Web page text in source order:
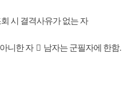
시 결격사유가 없는 자
니한 자  남자는 군필자에 한함.